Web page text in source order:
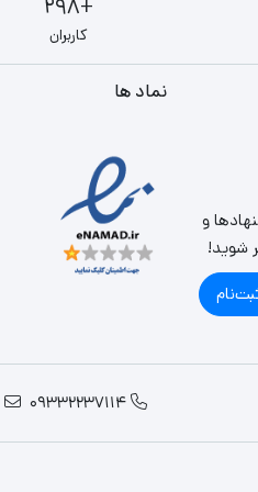
+298
کاربران
و
شوید!
نماد ها
09332237114